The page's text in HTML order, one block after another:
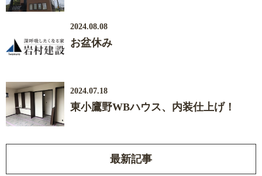
2024.08.08
お盆休み
2024.07.18
東小鷹野WBハウス、内装仕上げ！
最新記事